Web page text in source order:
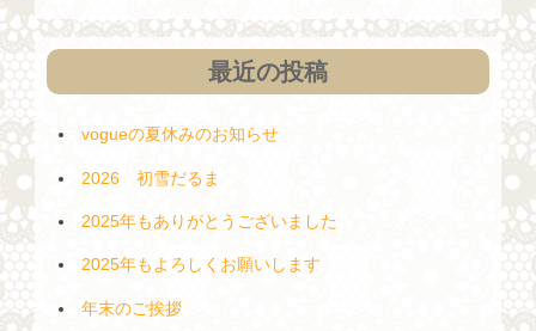
ン
最近の投稿
vogueの夏休みのお知らせ
2026 初雪だるま
2025年もありがとうございました
2025年もよろしくお願いします
年末のご挨拶